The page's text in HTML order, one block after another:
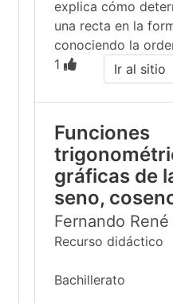
explica cómo
una recta en la
conociendo la
1
Ir al sitio
Funciones
gráficas de
seno,
Fernando
Recurso didáctico
Bachillerato